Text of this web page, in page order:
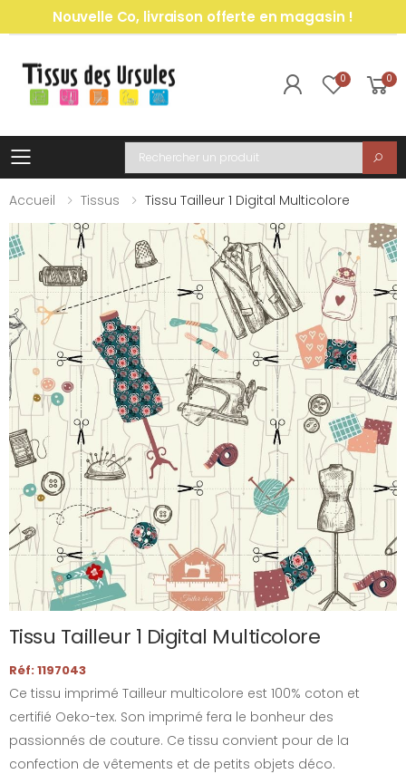
Nouvelle Co, livraison offerte en magasin !
0 0
Toggle mobile menu
Recherche
Accueil
Tissus Tissu Tailleur 1 Digital Multicolore
Tissu Tailleur 1 Digital Multicolore
Réf: 1197043
Ce tissu imprimé Tailleur multicolore est 100% coton et
certifié Oeko-tex. Son imprimé fera le bonheur des
passionnés de couture. Ce tissu convient pour de la
confection de vêtements et de petits objets déco.